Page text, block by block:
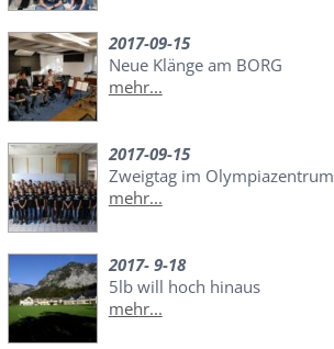
2017-09-15
Neue Klänge am BORG
mehr...
2017-09-15
Zweigtag im Olympiazentrum
mehr...
2017- 9-18
5lb will hoch hinaus
mehr...